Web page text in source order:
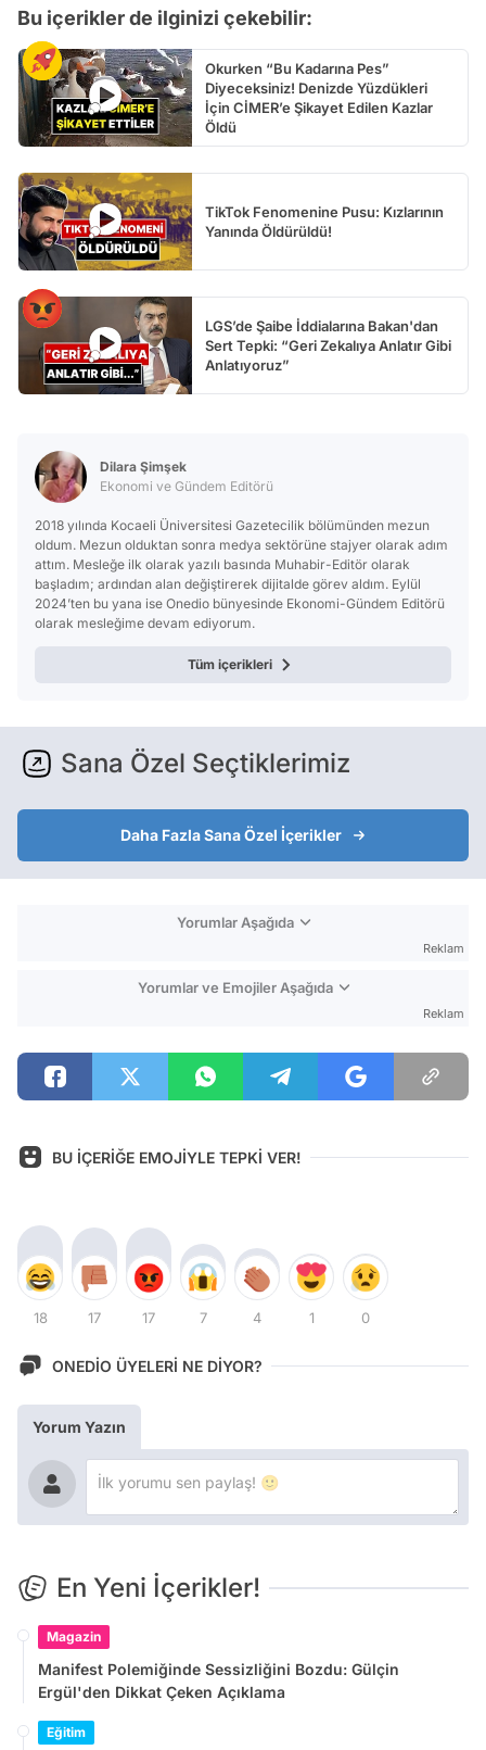
Bu içerikler de ilginizi çekebilir:
Okurken “Bu Kadarına Pes”
Diyeceksiniz! Denizde Yüzdükleri
İçin CİMER’e Şikayet Edilen Kazlar
Öldü
TikTok Fenomenine Pusu: Kızlarının
Yanında Öldürüldü!
LGS’de Şaibe İddialarına Bakan'dan
Sert Tepki: “Geri Zekalıya Anlatır Gibi
Anlatıyoruz”
Dilara Şimşek
Ekonomi ve Gündem Editörü
2018 yılında Kocaeli Üniversitesi Gazetecilik bölümünden mezun
oldum. Mezun olduktan sonra medya sektörüne stajyer olarak adım
attım. Mesleğe ilk olarak yazılı basında Muhabir-Editör olarak
başladım; ardından alan değiştirerek dijitalde görev aldım. Eylül
2024’ten bu yana ise Onedio bünyesinde Ekonomi-Gündem Editörü
olarak mesleğime devam ediyorum.
Tüm içerikleri
Sana Özel Seçtiklerimiz
Daha Fazla Sana Özel İçerikler
Yorumlar Aşağıda
Reklam
Yorumlar ve Emojiler Aşağıda
Reklam
BU İÇERİĞE EMOJİYLE TEPKİ VER!
18 17 17 7 4 1 0
ONEDİO ÜYELERİ NE DİYOR?
Yorum Yazın
En Yeni İçerikler!
Magazin
Manifest Polemiğinde Sessizliğini Bozdu: Gülçin
Ergül'den Dikkat Çeken Açıklama
Eğitim